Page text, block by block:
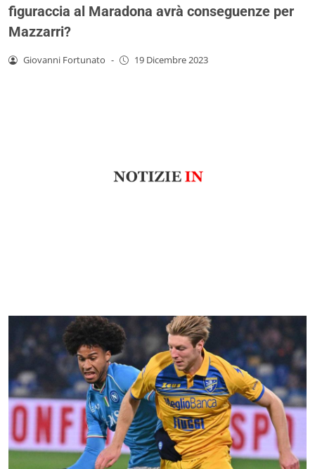
figuraccia al Maradona avrà conseguenze per
Mazzarri?
Giovanni Fortunato - 19 Dicembre 2023